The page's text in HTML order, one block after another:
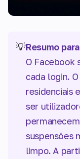
💡Resumo
O Facebook
cada login.
residenciais
ser
suspensões
limpo. A